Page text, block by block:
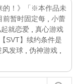
的！》「※本作品未
前暂时固定每
小蕾
起就恋爱
真心游戏
【SVT】续约条件是
风发球 伪神游戏